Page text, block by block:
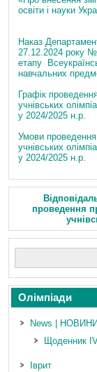
освіти і науки
Наказ
27.12.2024 року №
етапу
навчальних
Графік
учнівських
у 2024/2025 н.р.
Умови проведення
учнівських
у 2024/2025 н.р.
проведення
Олімпіади
News |
Щоденник
Іврит